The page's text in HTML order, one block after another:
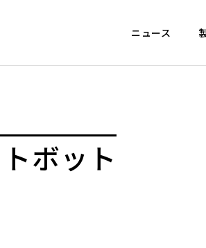
ニュース
ボット